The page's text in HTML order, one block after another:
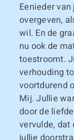
Eenieder
overgeven,
wil. En de
nu ook de
toestroomt.
verhouding
voortdurend
Mij. Jullie
door de
vervulde,